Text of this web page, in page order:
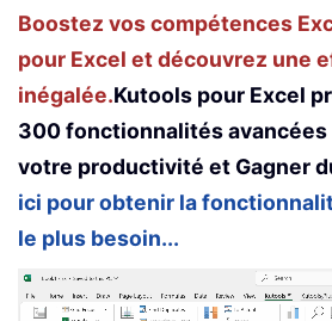
Boostez vos compétences
pour Excel et découvrez une
inégalée.Kutools pour Excel
300 fonctionnalités
votre productivité et Gagner
ici pour obtenir la
le plus besoin...